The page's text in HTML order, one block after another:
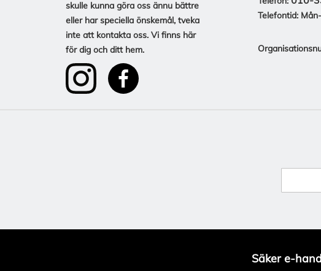
skulle kunna göra oss ännu bättre
eller har speciella önskemål, tveka
inte att kontakta oss. Vi finns här
för dig och ditt hem.
Telefontid:
Säker e-